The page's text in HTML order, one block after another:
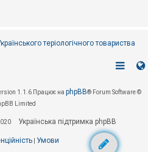
теріологічного товариства
1.1.6 Працює на phpBB® Forum Software ©
Limited
Українська підтримка phpBB
| Умови